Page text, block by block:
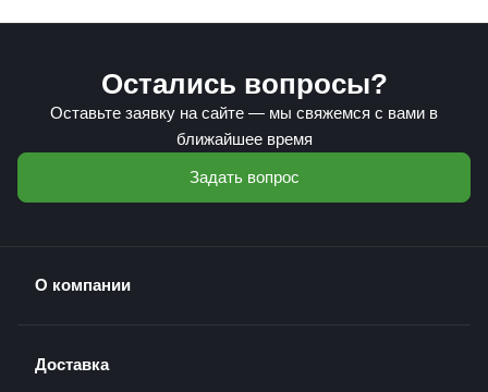
Остались вопросы?
Оставьте заявку на сайте — мы свяжемся с вами в
ближайшее время
Задать вопрос
О компании
Доставка